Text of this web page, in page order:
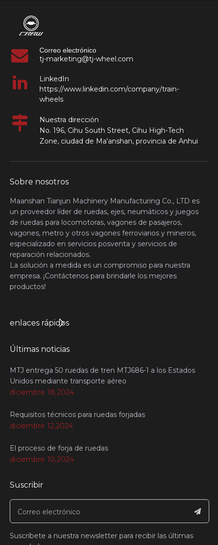
Correo electrónico
tj-marketing@tj-wheel.com
LinkedIn
https://www.linkedin.com/company/train-
wheels
Nuestra dirección
No. 196, Cihu South Street, Cihu High-Tech
Zone, ciudad de Ma'anshan, provincia de Anhui
Sobre nosotros
Maanshan Tianjun Machinery Manufacturing Co., LTD es
un proveedor líder de ruedas, ejes, neumáticos y juegos
de ruedas para locomotoras, vagones de pasajeros,
vagones, metro y otros vagones ferroviarios y mineros,
especializado en servicios posventa y servicios de
reparación relacionados.
La solución a medida es un compromiso para nuestra
empresa. ¡Contáctenos para brindarle los mejores
productos!
enlaces rápidos
Últimas noticias
MTJ entrega 50 ruedas de tren MTJ686-1 a los Estados
Unidos mediante transporte aéreo
diciembre 18,2024
Requisitos técnicos para ruedas forjadas
diciembre 12,2024
El proceso de forja de ruedas
diciembre 10,2024
Suscribir
Suscríbete a nuestra newsletter para recibir las últimas